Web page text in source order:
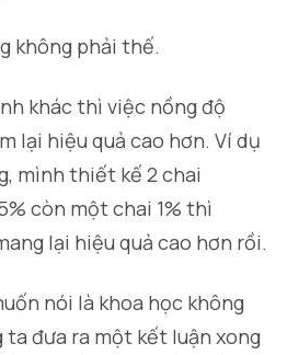
không phải thế.
khác thì việc nồng độ
lại hiệu quả cao hơn. Ví dụ
mình thiết kế 2 chai
còn một chai 1% thì
lại hiệu quả cao hơn rồi.
nói là khoa học không
đưa ra một kết luận xong